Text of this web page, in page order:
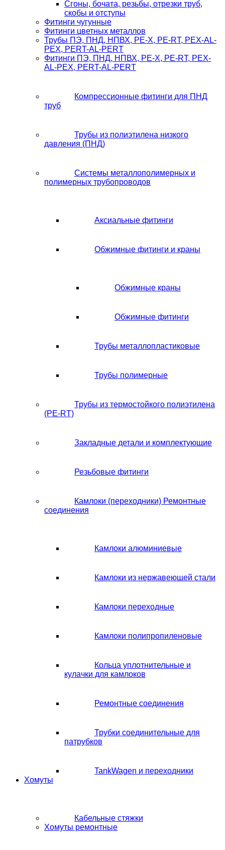
Сгоны, бочата, резьбы, отрезки труб,
скобы и отступы
Фитинги чугунные
Фитинги цветных металлов
Трубы ПЭ, ПНД, НПВХ, PE-X, PE-RT, PEX-AL-
PEX, PERT-AL-PERT
Фитинги ПЭ, ПНД, НПВХ, PE-X, PE-RT, PEX-
AL-PEX, PERT-AL-PERT
Компрессионные фитинги для ПНД
труб
Трубы из полиэтилена низкого
давления (ПНД)
Системы металлополимерных и
полимерных трубопроводов
Аксиальные фитинги
Обжимные фитинги и краны
Обжимные краны
Обжимные фитинги
Трубы металлопластиковые
Трубы полимерные
Трубы из термостойкого полиэтилена
(PE-RT)
Закладные детали и комплектующие
Резьбовые фитинги
Камлоки (переходники) Ремонтные
соединения
Камлоки алюминиевые
Камлоки из нержавеющей стали
Камлоки переходные
Камлоки полипропиленовые
Кольца уплотнительные и
кулачки для камлоков
Ремонтные соединения
Трубки соединительные для
патрубков
TankWagen и переходники
Хомуты
Кабельные стяжки
Хомуты ремонтные